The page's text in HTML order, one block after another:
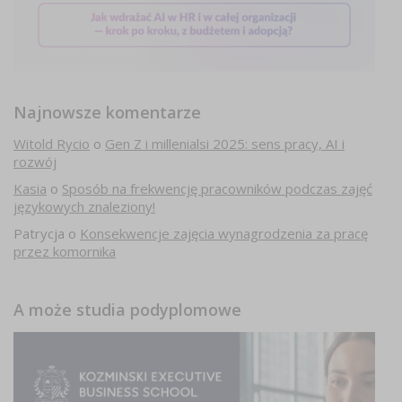
Najnowsze komentarze
Witold Rycio o Gen Z i millenialsi 2025: sens pracy, AI i
rozwój
Kasia o Sposób na frekwencję pracowników podczas zajęć
językowych znaleziony!
Patrycja o Konsekwencje zajęcia wynagrodzenia za pracę
przez komornika
A może studia podyplomowe